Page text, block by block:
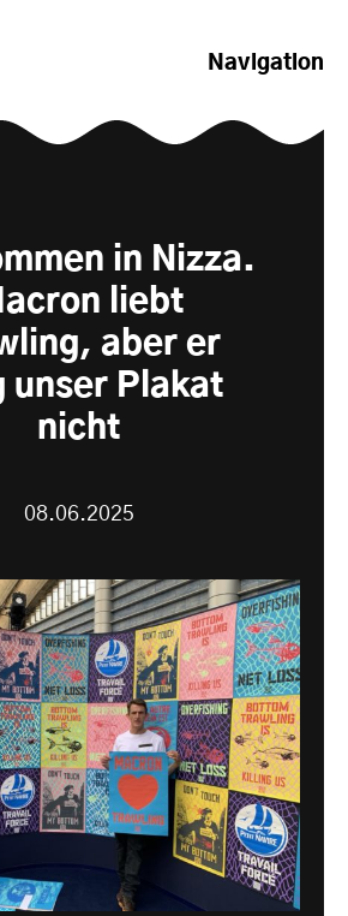
Navigation
in Nizza.
liebt
aber er
unser Plakat
nicht
08.06.2025